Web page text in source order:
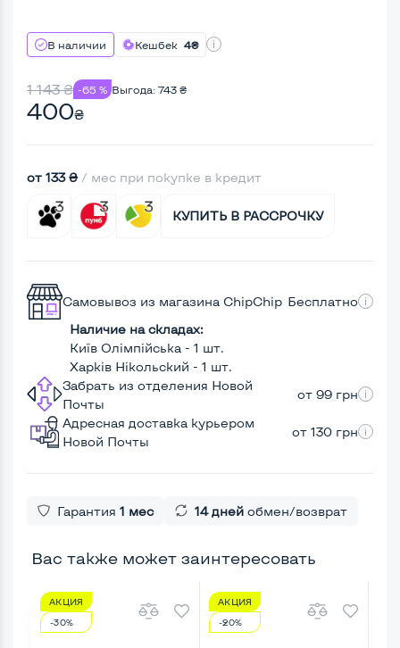
В наличии Кешбек 4₴
1 143₴ -65 % Выгода: 743 ₴
400₴
от 133 ₴ / мес при покупке в кредит
КУПИТЬ В РАССРОЧКУ
Самовывоз из магазина ChipChip Бесплатно
Наличие на складах:
Київ Олімпійська - 1 шт.
Харків Нікольский - 1 шт.
Забрать из отделения Новой
Почты
от 99 грн
Адресная доставка курьером
Новой Почты
от 130 грн
Гарантия 1 мес 14 дней обмен/возврат
Вас также может заинтересовать
АКЦИЯ
-30%
АКЦИЯ
-20%